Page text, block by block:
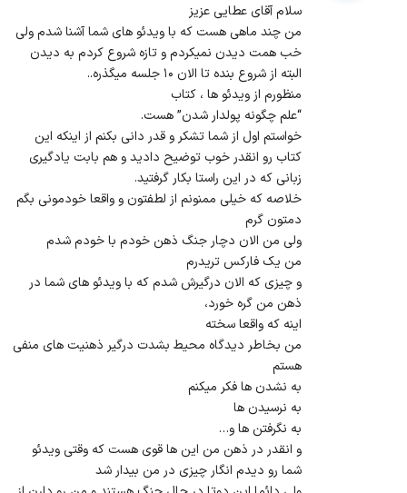
:
سلام آقای عطایی عزیز
من چند ماهی هست که با ویدئو های شما آشنا شدم ولی
خب همت دیدن نمیکردم و تازه شروع کردم به دیدن
البته از شروع بنده تا الان ۱۰ جلسه میگذره..
منظورم از ویدئو ها ، کتاب
“علم چگونه پولدار شدن” هست.
خواستم اول از شما تشکر و قدر دانی بکنم از اینکه این
کتاب رو انقدر خوب توضیح دادید و هم بابت یادگیری
زبانی که در این راستا بکار گرفتید.
خلاصه که خیلی ممنونم از لطفتون و واقعا خودمونی بگم
دمتون گرم
ولی من الان دچار جنگ ذهن خودم با خودم شدم
من یک فارکس تریدرم
و چیزی که الان درگیرش شدم که با ویدئو های شما در
ذهن من گره خورد،
اینه که واقعا سخته
من بخاطر دیدگاه محیط بشدت درگیر ذهنیت های منفی
هستم
به نشدن ها فکر میکنم
به نرسیدن ها
به نگرفتن ها و…
و انقدر در ذهن من این ها قوی هست که وقتی ویدئو
شما رو دیدم انگار چیزی در من بیدار شد